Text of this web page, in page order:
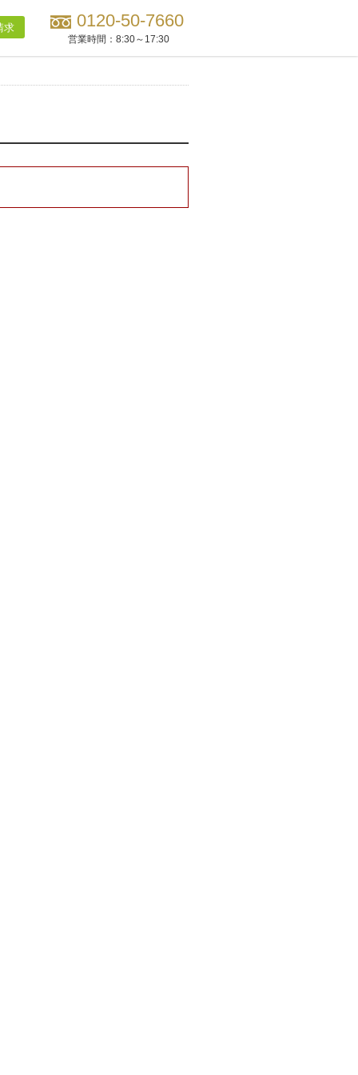
求 0120-50-7660
営業時間： 8:30～17:30